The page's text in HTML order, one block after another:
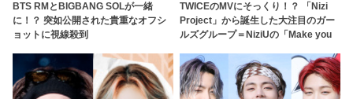
BTS RMとBIGBANG SOLが一緒
に！？ 突如公開された貴重なオフシ
ョットに視線殺到
TWICEのMVにそっくり！？ 「Nizi
Project」から誕生した大注目のガー
ルズグループ＝NiziUの「Make you
とさせるシーンが満載[動画あり]